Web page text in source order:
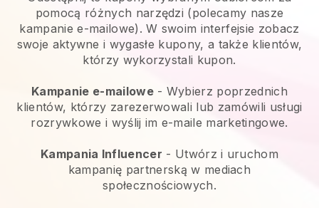
pomocą różnych narzędzi (polecamy nasze
kampanie e-mailowe). W swoim interfejsie zobacz
swoje aktywne i wygasłe kupony, a także klientów,
którzy wykorzystali kupon.
Kampanie e-mailowe- Wybierz poprzednich
klientów, którzy zarezerwowali lub zamówili usługi
rozrywkowe i wyślij im e-maile marketingowe.
Kampania Influencer - Utwórz i uruchom
kampanię partnerską w mediach
społecznościowych.